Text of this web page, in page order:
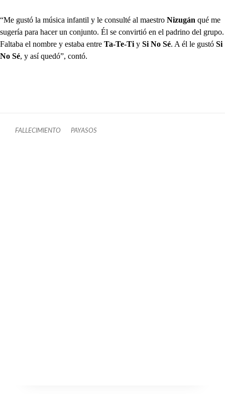
“Me gustó la música infantil y le consulté al maestro Nizugán qué me
sugería para hacer un conjunto. Él se convirtió en el padrino del grupo.
Faltaba el nombre y estaba entre Ta-Te-Ti y Si No Sé. A él le gustó Si
No Sé, y así quedó”, contó.
FALLECIMIENTO PAYASOS